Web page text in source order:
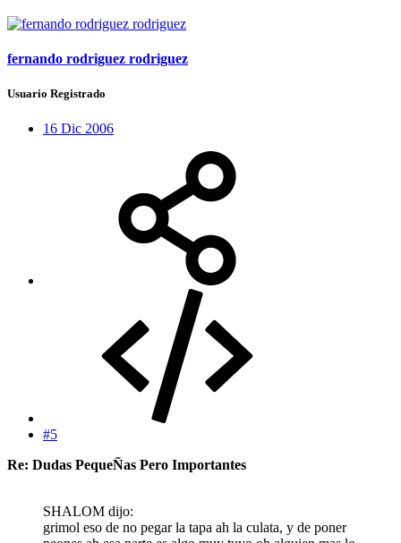
fernando rodriguez rodriguez
Usuario Registrado
16 Dic 2006
#5
Re: Dudas PequeÑas Pero Importantes
SHALOM dijo:
grimol eso de no pegar la tapa ah la culata, y de poner